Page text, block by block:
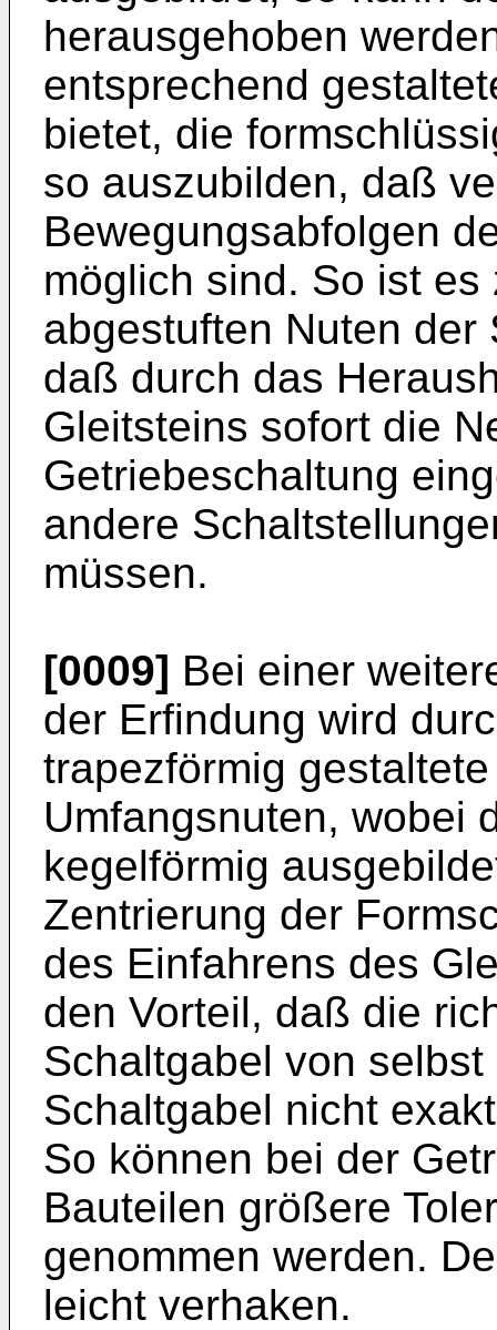
herausgehoben
entsprechend
bietet, die
so auszubilden, daß
Bewegungsabfolgen
möglich sind. So ist
abgestuften Nuten
daß durch das
Gleitsteins sofort die
Getriebeschaltung
andere
müssen.
[0009] Bei einer
der Erfindung wird
trapezförmig
Umfangsnuten, wobei
kegelförmig
Zentrierung der
des Einfahrens des
den Vorteil, daß die
Schaltgabel von
Schaltgabel nicht
So können bei der
Bauteilen größere
genommen werden.
leicht verhaken.